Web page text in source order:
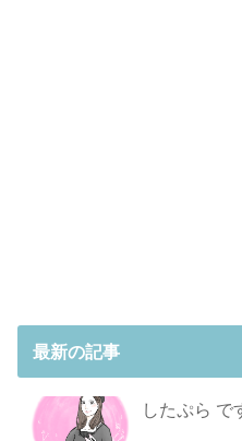
最新の記事
したぷら で